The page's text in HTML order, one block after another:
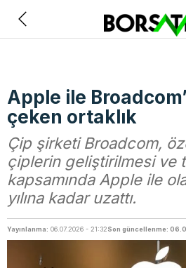
Apple ile
çeken ortaklık
Çip şirketi Broadcom,
çiplerin geliştirilmesi ve
kapsamında Apple ile
yılına kadar uzattı.
Yayınlanma: 06.07.2026 - 21:32Son güncellenme: